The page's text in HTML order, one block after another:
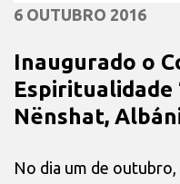
6 OUTUBRO 2016
Inaugurado o
Espiritualidade
Nënshat,
No dia um de